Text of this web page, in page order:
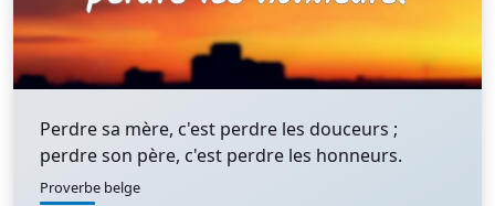
Perdre sa mère, c'est perdre les douceurs ;
perdre son père, c'est perdre les honneurs.
Proverbe belge